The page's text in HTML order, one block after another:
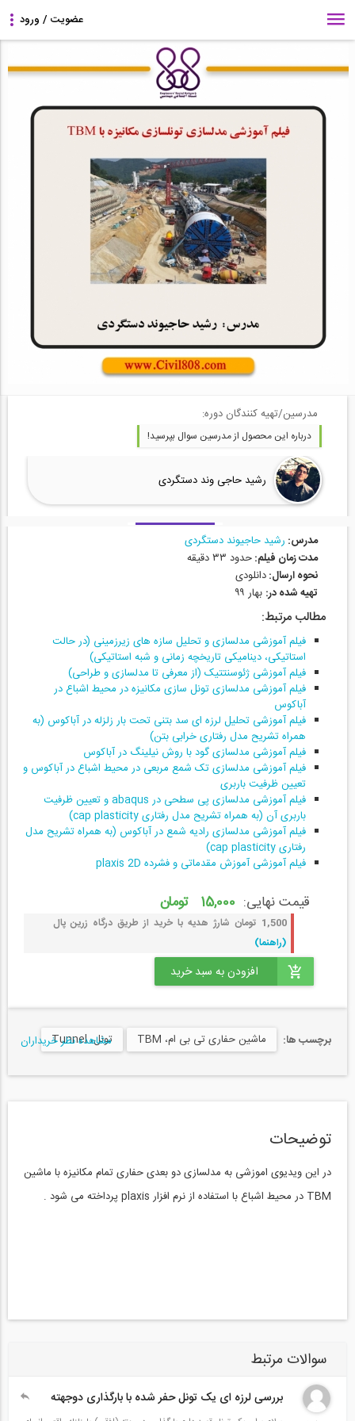
مدرسین/تهیه کنندگان دوره:
درباره این محصول از مدرسین سوال بپرسید!
رشید حاجی وند دستگردی
مدرس: رشید حاجیوند دستگردی
مدت زمان فیلم:حدود ۳۳ دقیقه
نحوه ارسال:دانلودی
تهیه شده در: بهار ۹۹
مطالب مرتبط:
فیلم آموزشی مدلسازی و تحلیل سازه های زیرزمینی (در حالت
استاتیکی، دینامیکی تاریخچه زمانی و شبه استاتیکی)
فیلم آموزشی ژئوسنتتیک (از معرفی تا مدلسازی و طراحی)
فیلم آموزشی مدلسازی تونل سازی مکانیزه در محیط اشباع در
آباکوس
فیلم آموزشی تحلیل لرزه ای سد بتنی تحت بار زلزله در آباکوس (به
همراه تشریح مدل رفتاری خرابی بتن)
فیلم آموزشی مدلسازی گود با روش نیلینگ در آباکوس
فیلم آموزشی مدلسازی تک شمع مربعی در محیط اشباع در آباکوس و
تعیین ظرفیت باربری
فیلم آموزشی مدلسازی پی سطحی در abaqus و تعیین ظرفیت
باربری آن (به همراه تشریح مدل رفتاری cap plasticity)
فیلم آموزشی مدلسازی رادیه شمع در آباکوس (به همراه تشریح مدل
رفتاری cap plasticity)
فیلم آموزشی آموزش مقدماتی و فشرده plaxis 2D
قیمت نهایی: 15,000 تومان
1,500 تومان شارژ هدیه با خرید از طریق درگاه زرین پال
(راهنما)
برچسب ها: ماشین حفاری تی بی ام، TBM تونل، Tunnel
مشاهده نظر خریداران
توضیحات
در این ویدیوی اموزشی به مدلسازی دو بعدی حفاری تمام مکانیزه با ماشین
TBM در محیط اشباع با استفاده از نرم افزار plaxis پرداخته می شود .
سوالات مرتبط
بررسی لرزه ای یک تونل حفر شده با بارگذاری دوجهته